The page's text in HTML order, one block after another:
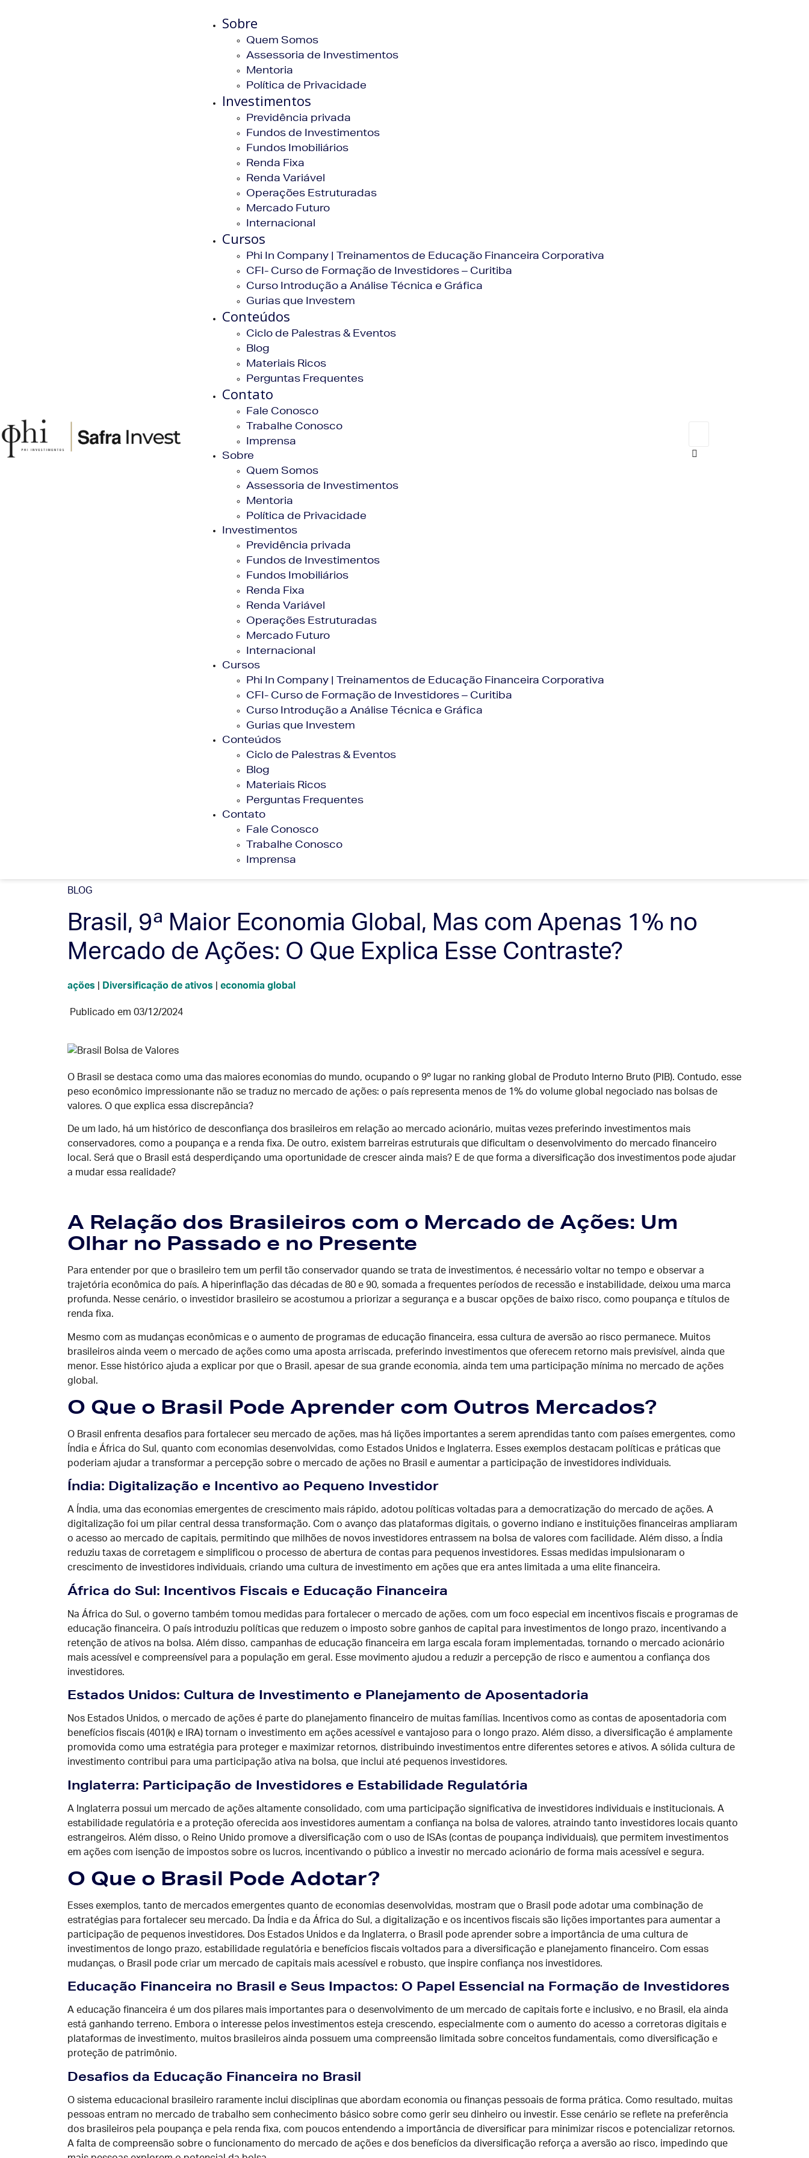
Sobre
Quem Somos
Assessoria de Investimentos
Mentoria
Política de Privacidade
Investimentos
Previdência privada
Fundos de Investimentos
Fundos Imobiliários
Renda Fixa
Renda Variável
Operações Estruturadas
Mercado Futuro
Internacional
Cursos
Phi In Company | Treinamentos de Educação Financeira Corporativa
CFI- Curso de Formação de Investidores – Curitiba
Curso Introdução a Análise Técnica e Gráfica
Gurias que Investem
Conteúdos
Ciclo de Palestras & Eventos
Blog
Materiais Ricos
Perguntas Frequentes
Contato
Fale Conosco
Trabalhe Conosco
Imprensa
Sobre
Quem Somos
Assessoria de Investimentos
Mentoria
Política de Privacidade
Investimentos
Previdência privada
Fundos de Investimentos
Fundos Imobiliários
Renda Fixa
Renda Variável
Operações Estruturadas
Mercado Futuro
Internacional
Cursos
Phi In Company | Treinamentos de Educação Financeira Corporativa
CFI- Curso de Formação de Investidores – Curitiba
Curso Introdução a Análise Técnica e Gráfica
Gurias que Investem
Conteúdos
Ciclo de Palestras & Eventos
Blog
Materiais Ricos
Perguntas Frequentes
Contato
Fale Conosco
Trabalhe Conosco
Imprensa
BLOG
Brasil, 9ª Maior Economia Global, Mas com Apenas 1% no
Mercado de Ações: O Que Explica Esse Contraste?
ações Diversificação de ativos economia global
Publicado em 03/12/2024
O Brasil se destaca como uma das maiores economias do mundo, ocupando o 9º lugar no ranking global de Produto Interno Bruto (PIB). Contudo, esse
peso econômico impressionante não se traduz no mercado de ações: o país representa menos de 1% do volume global negociado nas bolsas de
valores. O que explica essa discrepância?
De um lado, há um histórico de desconfiança dos brasileiros em relação ao mercado acionário, muitas vezes preferindo investimentos mais
conservadores, como a poupança e a renda fixa. De outro, existem barreiras estruturais que dificultam o desenvolvimento do mercado financeiro
local. Será que o Brasil está desperdiçando uma oportunidade de crescer ainda mais? E de que forma a diversificação dos investimentos pode ajudar
a mudar essa realidade?
A Relação dos Brasileiros com o Mercado de Ações: Um
Olhar no Passado e no Presente
Para entender por que o brasileiro tem um perfil tão conservador quando se trata de investimentos, é necessário voltar no tempo e observar a
trajetória econômica do país. A hiperinflação das décadas de 80 e 90, somada a frequentes períodos de recessão e instabilidade, deixou uma marca
profunda. Nesse cenário, o investidor brasileiro se acostumou a priorizar a segurança e a buscar opções de baixo risco, como poupança e títulos de
renda fixa.
Mesmo com as mudanças econômicas e o aumento de programas de educação financeira, essa cultura de aversão ao risco permanece. Muitos
brasileiros ainda veem o mercado de ações como uma aposta arriscada, preferindo investimentos que oferecem retorno mais previsível, ainda que
menor. Esse histórico ajuda a explicar por que o Brasil, apesar de sua grande economia, ainda tem uma participação mínima no mercado de ações
global.
O Que o Brasil Pode Aprender com Outros Mercados?
O Brasil enfrenta desafios para fortalecer seu mercado de ações, mas há lições importantes a serem aprendidas tanto com países emergentes, como
Índia e África do Sul, quanto com economias desenvolvidas, como Estados Unidos e Inglaterra. Esses exemplos destacam políticas e práticas que
poderiam ajudar a transformar a percepção sobre o mercado de ações no Brasil e aumentar a participação de investidores individuais.
Índia: Digitalização e Incentivo ao Pequeno Investidor
A Índia, uma das economias emergentes de crescimento mais rápido, adotou políticas voltadas para a democratização do mercado de ações. A
digitalização foi um pilar central dessa transformação. Com o avanço das plataformas digitais, o governo indiano e instituições financeiras ampliaram
o acesso ao mercado de capitais, permitindo que milhões de novos investidores entrassem na bolsa de valores com facilidade. Além disso, a Índia
reduziu taxas de corretagem e simplificou o processo de abertura de contas para pequenos investidores. Essas medidas impulsionaram o
crescimento de investidores individuais, criando uma cultura de investimento em ações que era antes limitada a uma elite financeira.
África do Sul: Incentivos Fiscais e Educação Financeira
Na África do Sul, o governo também tomou medidas para fortalecer o mercado de ações, com um foco especial em incentivos fiscais e programas de
educação financeira. O país introduziu políticas que reduzem o imposto sobre ganhos de capital para investimentos de longo prazo, incentivando a
retenção de ativos na bolsa. Além disso, campanhas de educação financeira em larga escala foram implementadas, tornando o mercado acionário
mais acessível e compreensível para a população em geral. Esse movimento ajudou a reduzir a percepção de risco e aumentou a confiança dos
investidores.
Estados Unidos: Cultura de Investimento e Planejamento de Aposentadoria
Nos Estados Unidos, o mercado de ações é parte do planejamento financeiro de muitas famílias. Incentivos como as contas de aposentadoria com
benefícios fiscais (401(k) e IRA) tornam o investimento em ações acessível e vantajoso para o longo prazo. Além disso, a diversificação é amplamente
promovida como uma estratégia para proteger e maximizar retornos, distribuindo investimentos entre diferentes setores e ativos. A sólida cultura de
investimento contribui para uma participação ativa na bolsa, que inclui até pequenos investidores.
Inglaterra: Participação de Investidores e Estabilidade Regulatória
A Inglaterra possui um mercado de ações altamente consolidado, com uma participação significativa de investidores individuais e institucionais. A
estabilidade regulatória e a proteção oferecida aos investidores aumentam a confiança na bolsa de valores, atraindo tanto investidores locais quanto
estrangeiros. Além disso, o Reino Unido promove a diversificação com o uso de ISAs (contas de poupança individuais), que permitem investimentos
em ações com isenção de impostos sobre os lucros, incentivando o público a investir no mercado acionário de forma mais acessível e segura.
O Que o Brasil Pode Adotar?
Esses exemplos, tanto de mercados emergentes quanto de economias desenvolvidas, mostram que o Brasil pode adotar uma combinação de
estratégias para fortalecer seu mercado. Da Índia e da África do Sul, a digitalização e os incentivos fiscais são lições importantes para aumentar a
participação de pequenos investidores. Dos Estados Unidos e da Inglaterra, o Brasil pode aprender sobre a importância de uma cultura de
investimentos de longo prazo, estabilidade regulatória e benefícios fiscais voltados para a diversificação e planejamento financeiro. Com essas
mudanças, o Brasil pode criar um mercado de capitais mais acessível e robusto, que inspire confiança nos investidores.
Educação Financeira no Brasil e Seus Impactos: O Papel Essencial na Formação de Investidores
A educação financeira é um dos pilares mais importantes para o desenvolvimento de um mercado de capitais forte e inclusivo, e no Brasil, ela ainda
está ganhando terreno. Embora o interesse pelos investimentos esteja crescendo, especialmente com o aumento do acesso a corretoras digitais e
plataformas de investimento, muitos brasileiros ainda possuem uma compreensão limitada sobre conceitos fundamentais, como diversificação e
proteção de patrimônio.
Desafios da Educação Financeira no Brasil
O sistema educacional brasileiro raramente inclui disciplinas que abordam economia ou finanças pessoais de forma prática. Como resultado, muitas
pessoas entram no mercado de trabalho sem conhecimento básico sobre como gerir seu dinheiro ou investir. Esse cenário se reflete na preferência
dos brasileiros pela poupança e pela renda fixa, com poucos entendendo a importância de diversificar para minimizar riscos e potencializar retornos.
A falta de compreensão sobre o funcionamento do mercado de ações e dos benefícios da diversificação reforça a aversão ao risco, impedindo que